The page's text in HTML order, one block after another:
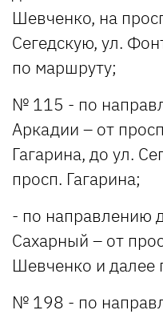
Шевченко, на
Сегедскую, ул.
по маршруту;
№ 115 - по
Аркадии – от
Гагарина, до ул.
просп. Гагарина;
- по направлению
Сахарный – от
Шевченко и далее
№ 198 - по